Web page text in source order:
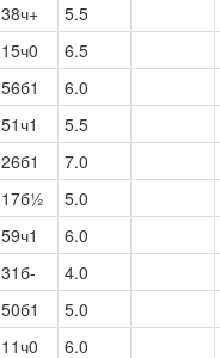
38ч+ 5.5
15ч0 6.5
56б1 6.0
51ч1 5.5
26б1 7.0
17б½ 5.0
59ч1 6.0
31б- 4.0
50б1 5.0
11ч0 6.0